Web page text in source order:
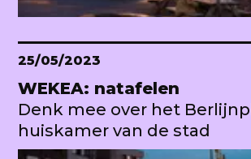
25/05/2023
WEKEA: natafelen
Denk mee over het
huiskamer van de stad